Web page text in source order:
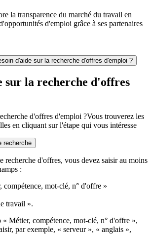
la transparence du marché du travail en
d'emploi grâce à ses partenaires
d'aide sur la recherche d'offres d'emploi ?
sur la recherche d'offres
d'offres d'emploi ?Vous trouverez les
en cliquant sur l'étape qui vous intéresse
recherche
recherche d'offres, vous devez saisir au moins
:
compétence, mot-clé, n° d'offre »
travail ».
« Métier, compétence, mot-clé, n° d'offre »,
par exemple, « serveur », « anglais »,